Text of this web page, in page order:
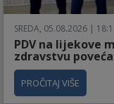
SREDA, 05.08.2026 |
PDV na lijekove
zdravstvu
PROČITAJ VIŠE